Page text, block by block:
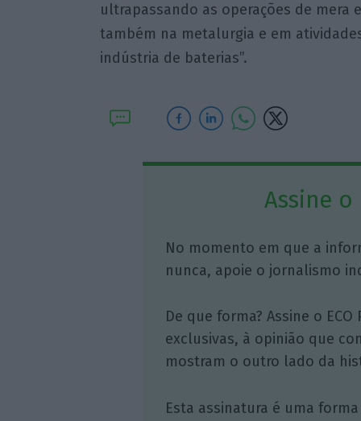
ultrapassando as operações de mera
também na metalurgia e em
indústria de baterias”.
Assine o
No momento em que a
nunca, apoie o jornalismo
De que forma? Assine o
exclusivas, à opinião que
mostram o outro lado da
Esta assinatura é uma